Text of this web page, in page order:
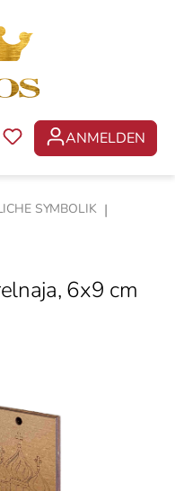
DU HAST 0
ANMELDEN
SYMBOLIK |
6x9 cm